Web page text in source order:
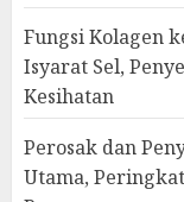
Fungsi Kolagen
Isyarat Sel,
Kesihatan
Perosak dan
Utama,